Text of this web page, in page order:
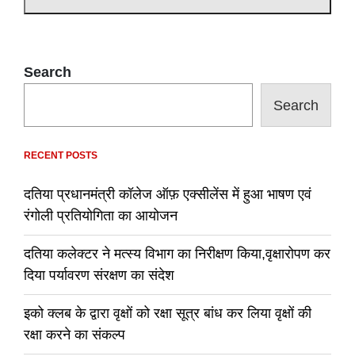
Search
Search
RECENT POSTS
दतिया प्रधानमंत्री कॉलेज ऑफ़ एक्सीलेंस में हुआ भाषण एवं
रंगोली प्रतियोगिता का आयोजन
दतिया कलेक्टर ने मत्स्य विभाग का निरीक्षण किया,वृक्षारोपण कर
दिया पर्यावरण संरक्षण का संदेश
इको क्लब के द्वारा वृक्षों को रक्षा सूत्र बांध कर लिया वृक्षों की
रक्षा करने का संकल्प